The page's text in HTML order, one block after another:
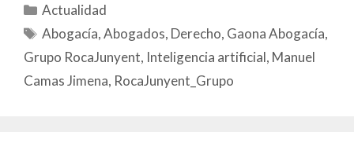
Actualidad
Abogacía,Abogados, Derecho, Gaona Abogacía,
Grupo RocaJunyent, Inteligencia artificial, Manuel
Camas Jimena, RocaJunyent_Grupo